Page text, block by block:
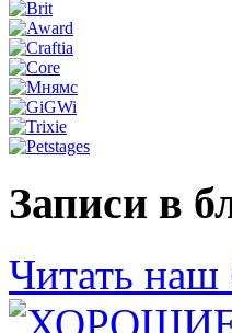
Записи в
Читать наш